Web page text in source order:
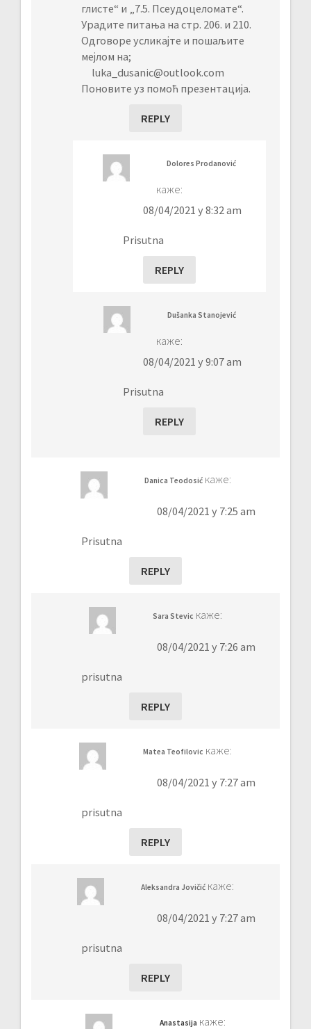
глисте“ и „7.5. Псеудоцеломате“.
Урадите питања на стр. 206. и 210.
Одговоре усликајте и пошаљите
мејлом на;
luka_dusanic@outlook.com
Поновите уз помоћ презентација.
REPLY
Dolores Prodanović
каже:
08/04/2021 у 8:32 am
Prisutna
REPLY
Dušanka Stanojević
каже:
08/04/2021 у 9:07 am
Prisutna
REPLY
Danica Teodosić каже:
08/04/2021 у 7:25 am
Prisutna
REPLY
Sara Stevic каже:
08/04/2021 у 7:26 am
prisutna
REPLY
Matea Teofilovic каже:
08/04/2021 у 7:27 am
prisutna
REPLY
Aleksandra Jovičić каже:
08/04/2021 у 7:27 am
prisutna
REPLY
Anastasija каже: